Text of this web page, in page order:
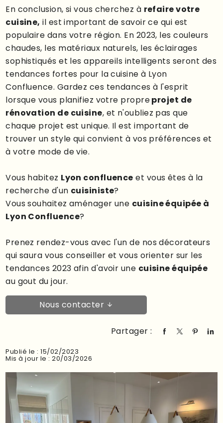
En conclusion, si vous cherchez à refaire votre
cuisine, il est important de savoir ce qui est
populaire dans votre région. En 2023, les couleurs
chaudes, les matériaux naturels, les éclairages
sophistiqués et les appareils intelligents seront des
tendances fortes pour la cuisine à Lyon
Confluence. Gardez ces tendances à l'esprit
lorsque vous planifiez votre propreprojet de
rénovation de cuisine, et n'oubliez pas que
chaque projet est unique. Il est important de
trouver un style qui convient à vos préférences et
à votre mode de vie.
Vous habitez Lyon confluence et vous êtes à la
recherche d'un cuisiniste?
Vous souhaitez aménager une cuisine équipée à
Lyon Confluence?
Prenez rendez-vous avec l'un de nos décorateurs
qui saura vous conseiller et vous orienter sur les
tendances 2023 afin d'avoir une cuisine équipée
au gout du jour.
Nous contacter
Partager :
Publié le : 15/02/2023
Mis à jour le : 20/03/2026